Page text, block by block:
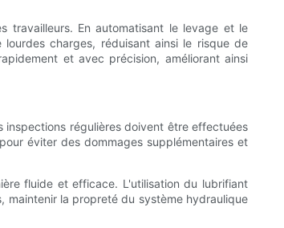
travailleurs. En automatisant le levage et le
charges, réduisant ainsi le risque de
et avec précision, améliorant ainsi
inspections régulières doivent être effectuées
éviter des dommages supplémentaires et
fluide et efficace. L'utilisation du lubrifiant
la propreté du système hydraulique